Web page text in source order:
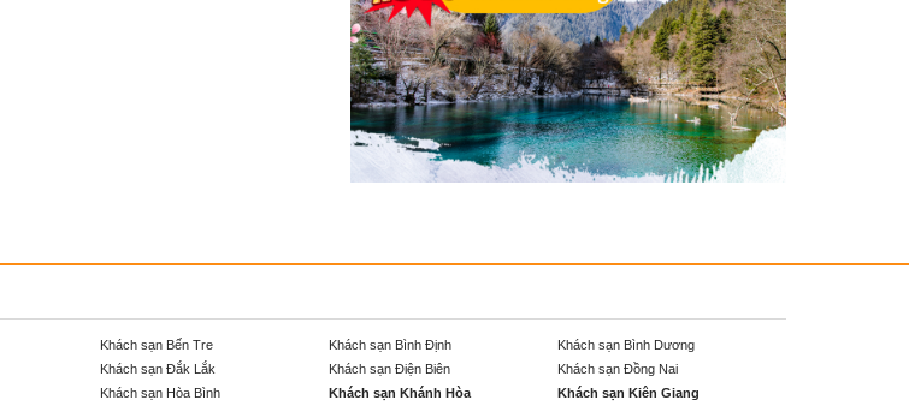
Khách sạn Bến Tre Khách sạn Bình Định
Khách sạn Bình Dương
Khách sạn Đắk Lắk Khách sạn Điện Biên
Khách sạn Đồng Nai
Khách sạn Hòa Bình Khách sạn Khánh Hòa
Khách sạn Kiên Giang